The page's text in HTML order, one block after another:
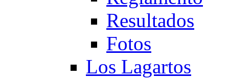
Resultados
Fotos
Los Lagartos